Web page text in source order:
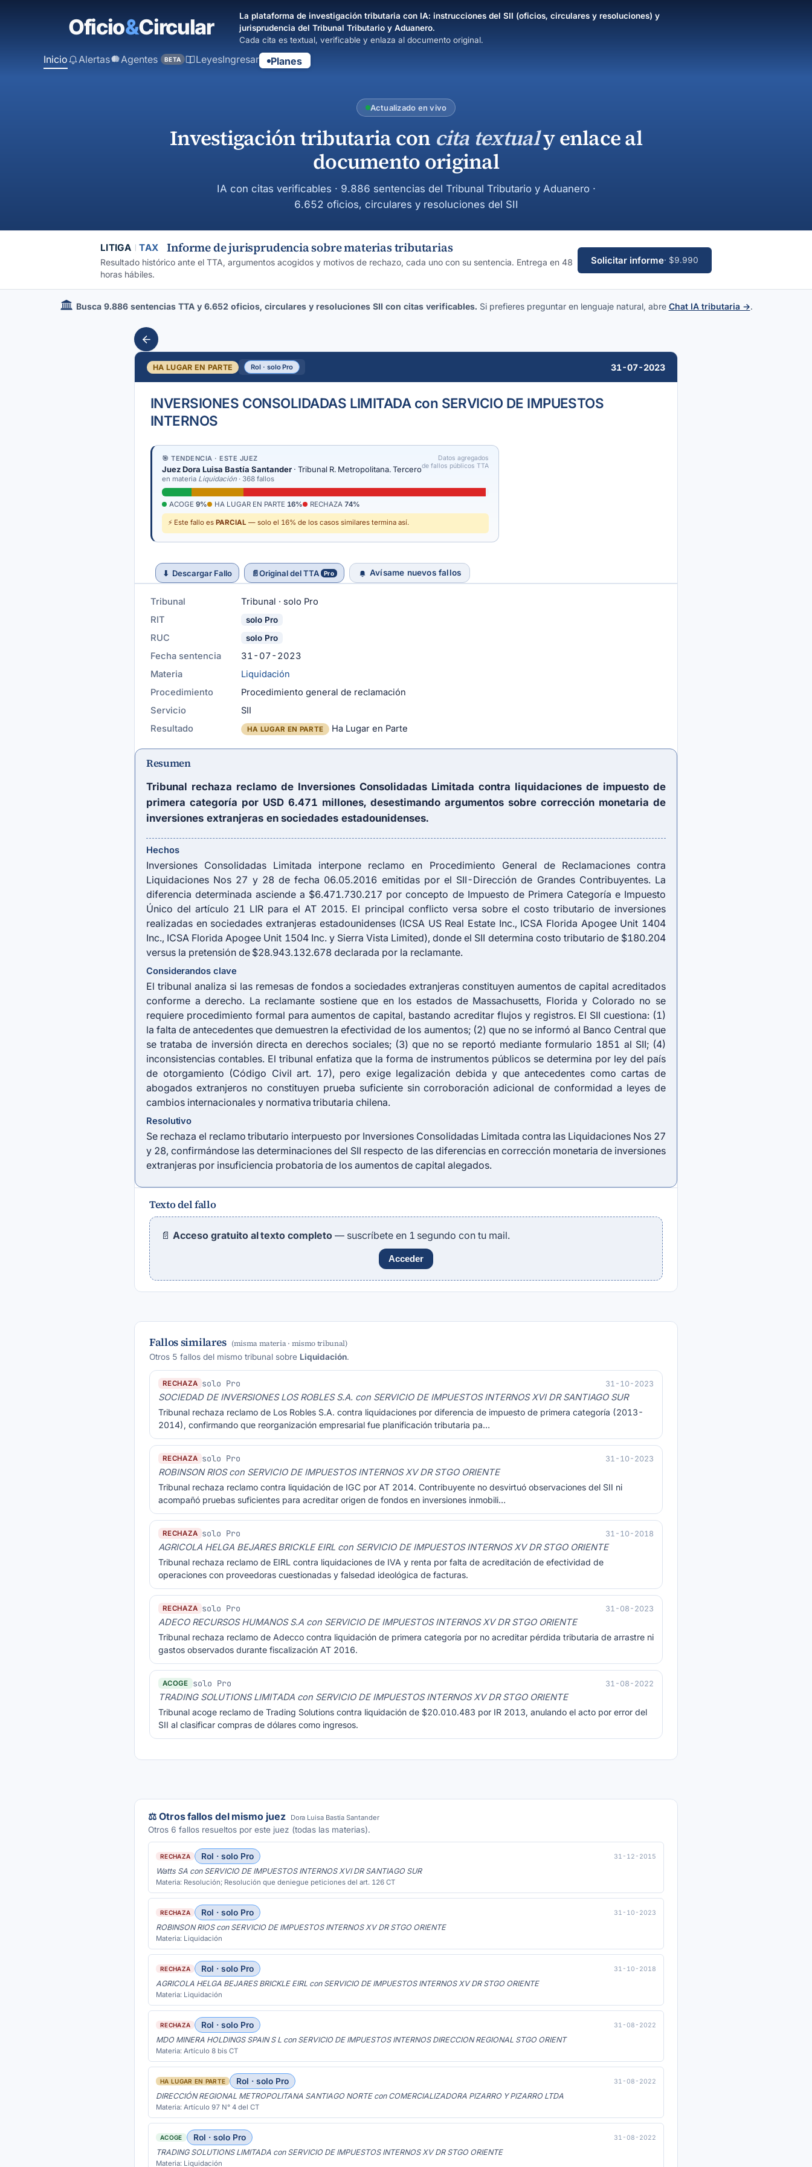
La plataforma de investigación tributaria con IA: instrucciones del SII (oficios, circulares y resoluciones) y
jurisprudencia del Tribunal Tributario y Aduanero.
Cada cita es textual, verificable y enlaza al documento original.
Inicio Ingresar Planes
Alertas Agentes BETA Leyes
Actualizado en vivo
Investigación tributaria con cita textualy enlace al
documento original
IA con citas verificables · 9.886 sentencias del Tribunal Tributario y Aduanero ·
6.652 oficios, circulares y resoluciones del SII
LITIGA TAX Informe de jurisprudencia sobre materias tributarias
Resultado histórico ante el TTA, argumentos acogidos y motivos de rechazo, cada uno con su sentencia. Entrega en 48
horas hábiles.
Solicitar informe· $9.990
Busca 9.886 sentencias TTA y 6.652 oficios, circulares y resoluciones SII con citas verificables. Si prefieres preguntar en lenguaje natural, abre Chat IA tributaria →.
HA LUGAR EN PARTE Rol · solo Pro 31-07-2023
INVERSIONES CONSOLIDADAS LIMITADA con SERVICIO DE IMPUESTOS
INTERNOS
🎯 TENDENCIA · ESTE JUEZ
Juez Dora Luisa Bastía Santander · Tribunal R. Metropolitana. Tercero
en materia Liquidación · 368 fallos
Datos agregados
de fallos públicos TTA
ACOGE 9% HA LUGAR EN PARTE 16% RECHAZA 74%
⚡ Este fallo es PARCIAL — solo el 16% de los casos similares termina así.
⬇ Descargar Fallo 📄Original del TTA Pro Avísame nuevos fallos
Tribunal
Tribunal · solo Pro
RIT
solo Pro
RUC solo Pro
Fecha sentencia
31-07-2023
Materia
Liquidación
Procedimiento
Procedimiento general de reclamación
Servicio
SII
Resultado
HA LUGAR EN PARTE Ha Lugar en Parte
Resumen
Tribunal rechaza reclamo de Inversiones Consolidadas Limitada contra liquidaciones de impuesto de
primera categoría por USD 6.471 millones, desestimando argumentos sobre corrección monetaria de
inversiones extranjeras en sociedades estadounidenses.
Hechos
Inversiones Consolidadas Limitada interpone reclamo en Procedimiento General de Reclamaciones contra
Liquidaciones Nos 27 y 28 de fecha 06.05.2016 emitidas por el SII-Dirección de Grandes Contribuyentes. La
diferencia determinada asciende a $6.471.730.217 por concepto de Impuesto de Primera Categoría e Impuesto
Único delartículo 21 LIR para el AT 2015. El principal conflicto versa sobre el costo tributario de inversiones
realizadas en sociedades extranjeras estadounidenses (ICSA US Real Estate Inc., ICSA Florida Apogee Unit 1404
Inc., ICSA Florida Apogee Unit 1504 Inc. y Sierra Vista Limited), donde el SII determina costo tributario de $180.204
versus la pretensión de $28.943.132.678 declarada por la reclamante.
Considerandos clave
El tribunal analiza si las remesas de fondos a sociedades extranjeras constituyen aumentos de capital acreditados
conforme a derecho. La reclamante sostiene que en los estados de Massachusetts, Florida y Colorado no se
requiere procedimiento formal para aumentos de capital, bastando acreditar flujos y registros. El SII cuestiona: (1)
la falta de antecedentes que demuestren la efectividad de los aumentos; (2) que no se informó al Banco Central que
se trataba de inversión directa en derechos sociales; (3) que no se reportó mediante formulario 1851 al SII; (4)
inconsistencias contables. El tribunal enfatiza que la forma de instrumentos públicos se determina por ley del país
de otorgamiento (Código Civil art. 17), pero exige legalización debida y que antecedentes como cartas de
abogados extranjeros no constituyen prueba suficiente sin corroboración adicional de conformidad a leyes de
cambios internacionales y normativa tributaria chilena.
Resolutivo
Se rechaza el reclamo tributario interpuesto por Inversiones Consolidadas Limitada contra las Liquidaciones Nos 27
y 28, confirmándose las determinaciones del SII respecto de las diferencias en corrección monetaria de inversiones
extranjeras por insuficiencia probatoria de los aumentos de capital alegados.
Texto del fallo
📄 Acceso gratuito al texto completo — suscríbete en 1 segundo con tu mail.
Acceder
Fallos similares (misma materia · mismo tribunal)
Otros 5 fallos del mismo tribunal sobre Liquidación.
RECHAZA solo Pro 31-10-2023
SOCIEDAD DE INVERSIONES LOS ROBLES S.A. con SERVICIO DE IMPUESTOS INTERNOS XVI DR SANTIAGO SUR
Tribunal rechaza reclamo de Los Robles S.A. contra liquidaciones por diferencia de impuesto de primera categoría (2013-
2014), confirmando que reorganización empresarial fue planificación tributaria pa…
RECHAZA solo Pro 31-10-2023
ROBINSON RIOS con SERVICIO DE IMPUESTOS INTERNOS XV DR STGO ORIENTE
Tribunal rechaza reclamo contra liquidación de IGC por AT 2014. Contribuyente no desvirtuó observaciones del SII ni
acompañó pruebas suficientes para acreditar origen de fondos en inversiones inmobili…
RECHAZA solo Pro 31-10-2018
AGRICOLA HELGA BEJARES BRICKLE EIRL con SERVICIO DE IMPUESTOS INTERNOS XV DR STGO ORIENTE
Tribunal rechaza reclamo de EIRL contra liquidaciones de IVA y renta por falta de acreditación de efectividad de
operaciones con proveedoras cuestionadas y falsedad ideológica de facturas.
RECHAZA solo Pro 31-08-2023
ADECO RECURSOS HUMANOS S.A con SERVICIO DE IMPUESTOS INTERNOS XV DR STGO ORIENTE
Tribunal rechaza reclamo de Adecco contra liquidación de primera categoría por no acreditar pérdida tributaria de arrastre ni
gastos observados durante fiscalización AT 2016.
ACOGE solo Pro 31-08-2022
TRADING SOLUTIONS LIMITADA con SERVICIO DE IMPUESTOS INTERNOS XV DR STGO ORIENTE
Tribunal acoge reclamo de Trading Solutions contra liquidación de $20.010.483 por IR 2013, anulando el acto por error del
SII al clasificar compras de dólares como ingresos.
⚖️ Otros fallos del mismo juez Dora Luisa Bastía Santander
Otros 6 fallos resueltos por este juez (todas las materias).
RECHAZA Rol · solo Pro 31-12-2015
Watts SA con SERVICIO DE IMPUESTOS INTERNOS XVI DR SANTIAGO SUR
Materia: Resolución; Resolución que deniegue peticiones del art. 126 CT
RECHAZA Rol · solo Pro 31-10-2023
ROBINSON RIOS con SERVICIO DE IMPUESTOS INTERNOS XV DR STGO ORIENTE
Materia: Liquidación
RECHAZA Rol · solo Pro 31-10-2018
AGRICOLA HELGA BEJARES BRICKLE EIRL con SERVICIO DE IMPUESTOS INTERNOS XV DR STGO ORIENTE
Materia: Liquidación
RECHAZA Rol · solo Pro 31-08-2022
MDO MINERA HOLDINGS SPAIN S L con SERVICIO DE IMPUESTOS INTERNOS DIRECCION REGIONAL STGO ORIENT
Materia: Artículo 8 bis CT
HA LUGAR EN PARTE Rol · solo Pro 31-08-2022
DIRECCIÓN REGIONAL METROPOLITANA SANTIAGO NORTE con COMERCIALIZADORA PIZARRO Y PIZARRO LTDA
Materia: Artículo 97 N° 4 del CT
ACOGE Rol · solo Pro 31-08-2022
TRADING SOLUTIONS LIMITADA con SERVICIO DE IMPUESTOS INTERNOS XV DR STGO ORIENTE
Materia: Liquidación